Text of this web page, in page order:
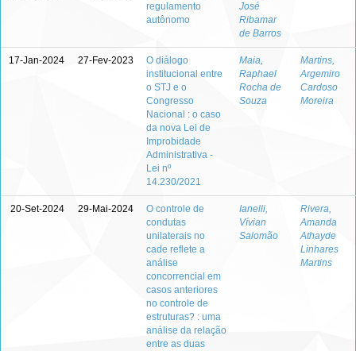
regulamento
autônomo
José
Ribamar
de Barros
17-Jan-2024 27-Fev-2023
O diálogo
institucional entre
o STJ e o
Congresso
Nacional : o caso
da nova Lei de
Improbidade
Administrativa -
Lei nº
14.230/2021
Maia,
Raphael
Rocha de
Souza
Martins,
Argemiro
Cardoso
Moreira
20-Set-2024 29-Mai-2024
O controle de
condutas
unilaterais no
cade reflete a
análise
concorrencial em
casos anteriores
no controle de
estruturas? : uma
análise da relação
entre as duas
Ianelli,
Vívian
Salomão
Rivera,
Amanda
Athayde
Linhares
Martins